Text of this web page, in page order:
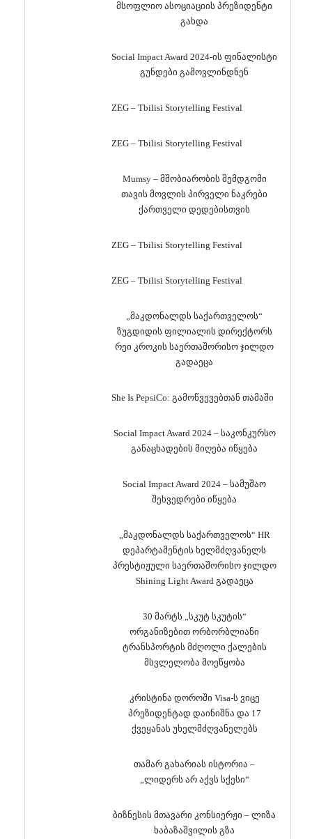
მსოფლიო ასოციაციის პრეზიდენტი
გახდა
Social Impact Award 2024-ის ფინალისტი
გუნდები გამოვლინდნენ
ZEG – Tbilisi Storytelling Festival
ZEG – Tbilisi Storytelling Festival
Mumsy – მშობიარობის შემდგომი
თავის მოვლის პირველი ნაკრები
ქართველი დედებისთვის
ZEG – Tbilisi Storytelling Festival
ZEG – Tbilisi Storytelling Festival
„მაკდონალდს საქართველოს“
ზუგდიდის ფილიალის დირექტორს
რეი კროკის საერთაშორისო ჯილდო
გადაეცა
She Is PepsiCo: გამოწვევებთან თამაში
Social Impact Award 2024 – საკონკურსო
განაცხადების მიღება იწყება
Social Impact Award 2024 – სამუშაო
შეხვედრები იწყება
„მაკდონალდს საქართველოს“ HR
დეპარტამენტის ხელმძღვანელს
პრესტიჟული საერთაშორისო ჯილდო
Shining Light Award გადაეცა
30 მარტს „სკუტ სკუტის“
ორგანიზებით ორბორბლიანი
ტრანსპორტის მძღოლი ქალების
მსვლელობა მოეწყობა
კრისტინა დოროში Visa-ს ვიცე
პრეზიდენტად დაინიშნა და 17
ქვეყანას უხელმძღვანელებს
თამარ გახარიას ისტორია –
„ლიდერს არ აქვს სქესი“
ბიზნესის მთავარი კონსიერჟი – ლიზა
ხაბაზაშვილის გზა